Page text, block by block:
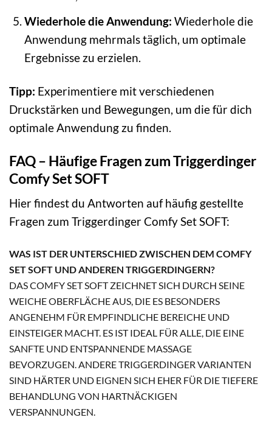
Wiederhole die Anwendung: Wiederhole die
Anwendung mehrmals täglich, um optimale
Ergebnisse zu erzielen.
Tipp: Experimentiere mit verschiedenen
Druckstärken und Bewegungen, um die für dich
optimale Anwendung zu finden.
FAQ – Häufige Fragen zum Triggerdinger
Comfy Set SOFT
Hier findest du Antworten auf häufig gestellte
Fragen zum Triggerdinger Comfy Set SOFT:
WAS IST DER UNTERSCHIED ZWISCHEN DEM COMFY
SET SOFT UND ANDEREN TRIGGERDINGERN?
DAS COMFY SET SOFT ZEICHNET SICH DURCH SEINE
WEICHE OBERFLÄCHE AUS, DIE ES BESONDERS
ANGENEHM FÜR EMPFINDLICHE BEREICHE UND
EINSTEIGER MACHT. ES IST IDEAL FÜR ALLE, DIE EINE
SANFTE UND ENTSPANNENDE MASSAGE
BEVORZUGEN. ANDERE TRIGGERDINGER VARIANTEN
SIND HÄRTER UND EIGNEN SICH EHER FÜR DIE TIEFERE
BEHANDLUNG VON HARTNÄCKIGEN
VERSPANNUNGEN.